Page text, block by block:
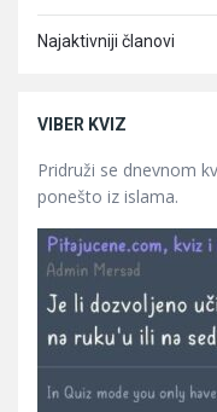
Najaktivniji članovi
VIBER KVIZ
Pridruži se dnevnom
ponešto iz islama.